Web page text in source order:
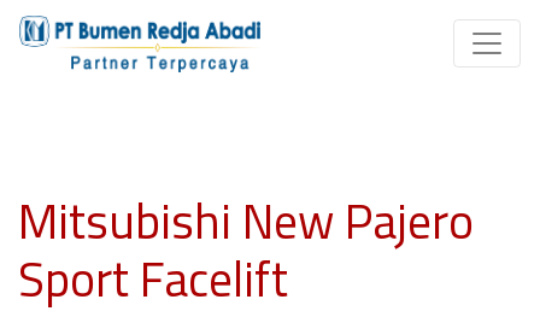
Mitsubishi New Pajero
Sport Facelift